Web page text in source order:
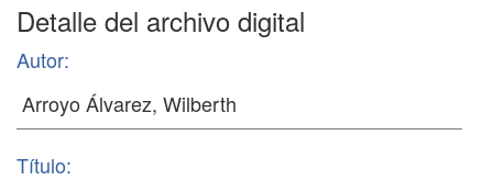
Detalle del archivo digital
Autor:
Título: